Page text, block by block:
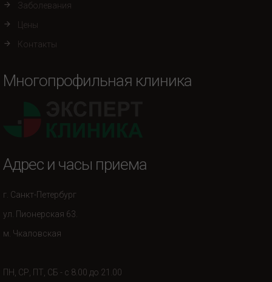
Заболевания
Цены
Контакты
Многопрофильная клиника
Адрес и часы приема
г. Санкт-Петербург
ул. Пионерская 63.
м. Чкаловская
ПН, СР, ПТ, СБ - с 8.00 до 21.00